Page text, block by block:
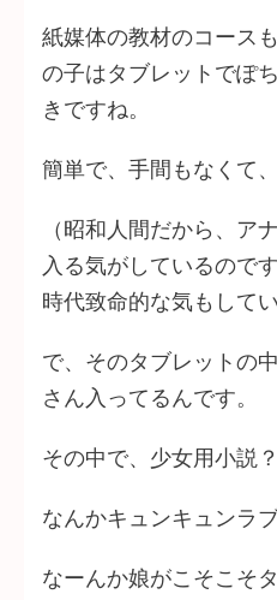
紙媒体の教材のコース
の子はタブレットでぽ
きですね。
簡単で、手間もなくて、
（昭和人間だから、ア
入る気がしているので
時代致命的な気もしてい
で、そのタブレットの
さん入ってるんです。
その中で、少女用小説？
なんかキュンキュンラ
なーんか娘がこそこそ